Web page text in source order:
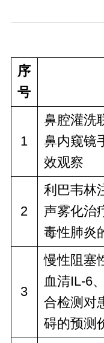
序
号
1
鼻腔灌洗
鼻内窥镜
效观察
2
利巴韦林
声雾化治
毒性肺炎
3
慢性阻塞
血清IL-6
合检测对
碍的预测